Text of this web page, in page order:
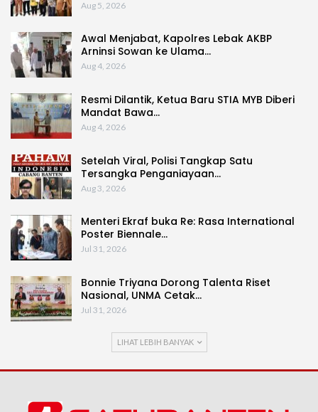
Aug 5, 2026
Awal Menjabat, Kapolres Lebak AKBP
Arninsi Sowan ke Ulama…
Aug 4, 2026
Resmi Dilantik, Ketua Baru STIA MYB Diberi
Mandat Bawa…
Aug 4, 2026
Setelah Viral, Polisi Tangkap Satu
Tersangka Penganiayaan…
Aug 3, 2026
Menteri Ekraf buka Re: Rasa International
Poster Biennale…
Jul 31, 2026
Bonnie Triyana Dorong Talenta Riset
Nasional, UNMA Cetak…
Jul 31, 2026
LIHAT LEBIH BANYAK